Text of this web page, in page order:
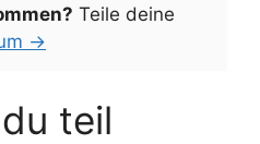
Teile deine
→
teil